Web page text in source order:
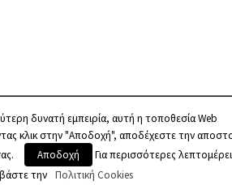
δυνατή εμπειρία, αυτή η τοποθεσία Web
κλικ στην "Αποδοχή", αποδέχεστε την
Αποδοχή
Για περισσότερες
την
Πολιτική Cookies